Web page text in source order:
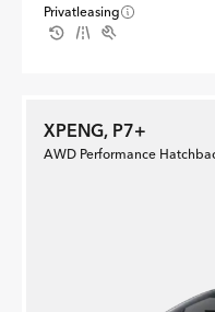
Privatleasing
XPENG, P7+
AWD Performance